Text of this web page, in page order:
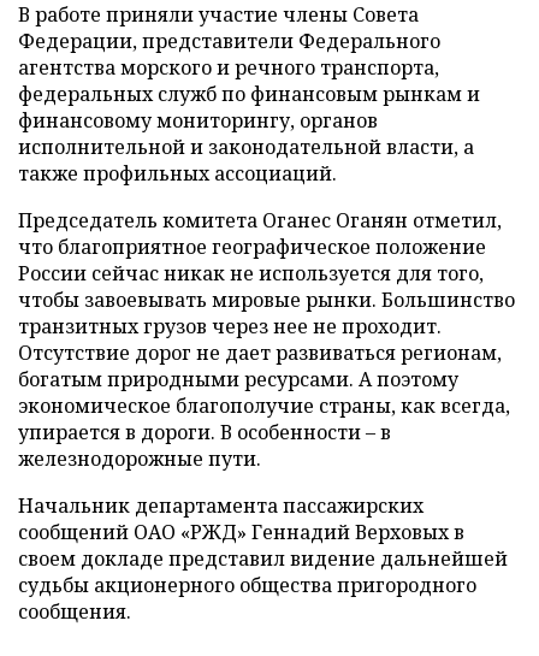
В работе приняли участие члены Совета
Федерации, представители Федерального
агентства морского и речного транспорта,
федеральных служб по финансовым рынкам и
финансовому мониторингу, органов
исполнительной и законодательной власти, а
также профильных ассоциаций.
Председатель комитета Оганес Оганян отметил,
что благоприятное географическое положение
России сейчас никак не используется для того,
чтобы завоевывать мировые рынки. Большинство
транзитных грузов через нее не проходит.
Отсутствие дорог не дает развиваться регионам,
богатым природными ресурсами. А поэтому
экономическое благополучие страны, как всегда,
упирается в дороги. В особенности – в
железнодорожные пути.
Начальник департамента пассажирских
сообщений ОАО «РЖД» Геннадий Верховых в
своем докладе представил видение дальнейшей
судьбы акционерного общества пригородного
сообщения.